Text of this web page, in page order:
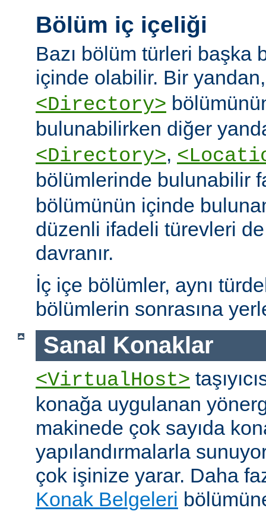
Bölüm iç içeliği
Bazı bölüm türleri başka
içinde olabilir. Bir
<Directory>
bulunabilirken diğer
<Directory>,
bölümlerinde bulunabilir
bölümünün içinde
düzenli ifadeli türevleri
davranır.
İç içe bölümler, aynı
bölümlerin sonrasına
Sanal Konaklar
<VirtualHost>
konağa uygulanan
makinede çok sayıda
yapılandırmalarla
çok işinize yarar. Daha
Konak Belgeleri